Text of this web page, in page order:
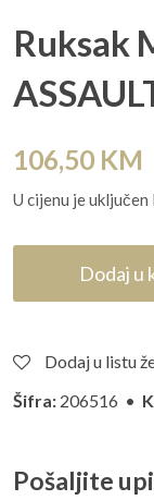
Ruksak
106,50 KM
U cijenu je uključen
Dodaj u
Dodaj u listu
Šifra: 206516 •
Pošaljite